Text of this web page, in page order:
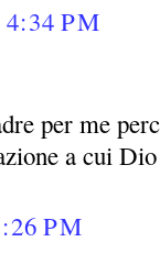
PM
per me
a cui
PM